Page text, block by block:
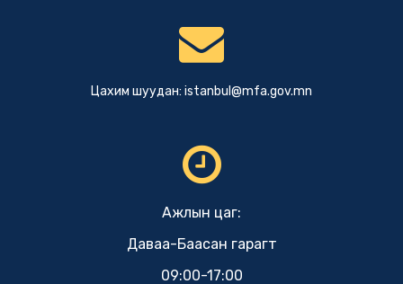
Цахим шуудан: istanbul@mfa.gov.mn
Ажлын цаг:
Даваа-Баасан гарагт
09:00-17:00